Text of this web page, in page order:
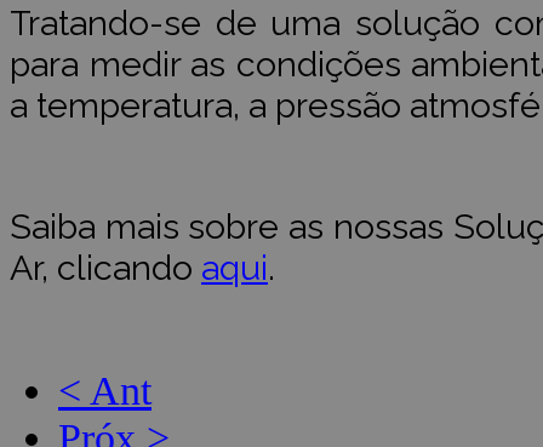
Tratando-se de uma solução
para medir as condições
a temperatura, a pressão
Saiba mais sobre as nossas
Ar, clicando aqui.
< Ant
Próx >